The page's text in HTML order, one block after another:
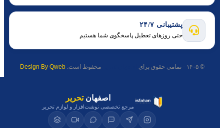
پشتیبانی ۲۴/۷
حتی روزهای تعطیل پاسخگوی شما هستیم
© ۱۴۰۵ - تمامی حقوق برای محفوظ است.Design By Qweb
اصفهانتحریر
مرجع تخصصی نوشت‌افزار و لوازم تحریر